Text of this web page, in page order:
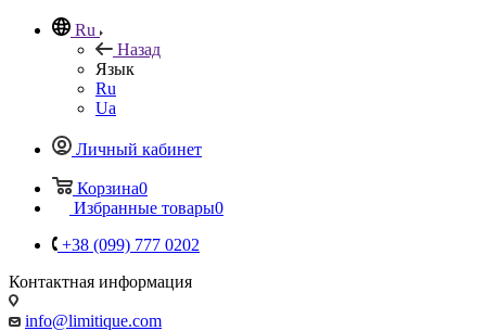
Ru
Назад
Язык
Ru
Ua
Личный кабинет
Корзина0
Избранные товары0
+38 (099) 777 0202
Контактная информация
info@limitique.com